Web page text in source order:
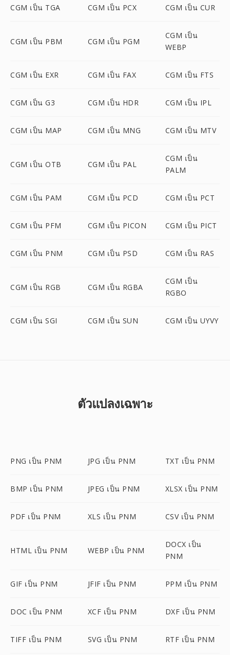
CGM เป็น TGA CGM เป็น PCX CGM เป็น CUR
CGM เป็น PBM CGM เป็น PGM
CGM เป็น
WEBP
CGM เป็น EXR CGM เป็น FAX CGM เป็น FTS
CGM เป็น G3 CGM เป็น HDR CGM เป็น IPL
CGM เป็น MAP CGM เป็น MNG CGM เป็น MTV
CGM เป็น OTB CGM เป็น PAL
CGM เป็น
PALM
CGM เป็น PAM CGM เป็น PCD CGM เป็น PCT
CGM เป็น PFM CGM เป็น PICON CGM เป็น PICT
CGM เป็น PNM CGM เป็น PSD CGM เป็น RAS
CGM เป็น RGB CGM เป็น RGBA
CGM เป็น
RGBO
CGM เป็น SGI CGM เป็น SUN CGM เป็น UYVY
ตัวแปลงเฉพาะ
PNG เป็น PNM JPG เป็น PNM TXT เป็น PNM
BMP เป็น PNM JPEG เป็น PNM XLSX เป็น PNM
PDF เป็น PNM XLS เป็น PNM CSV เป็น PNM
HTML เป็น PNM WEBP เป็น PNM
DOCX เป็น
PNM
GIF เป็น PNM JFIF เป็น PNM PPM เป็น PNM
DOC เป็น PNM XCF เป็น PNM DXF เป็น PNM
TIFF เป็น PNM SVG เป็น PNM RTF เป็น PNM